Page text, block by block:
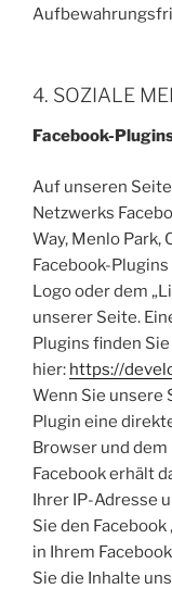
4. SOZIALE
Facebook-
Auf unseren
Netzwerks
Way, Menlo
Facebook-
Logo oder dem
unserer Seite.
Plugins finden Sie
hier: https://
Wenn Sie unsere
Plugin eine
Browser und
Facebook erhält
Ihrer IP-Adresse
Sie den
in Ihrem
Sie die Inhalte